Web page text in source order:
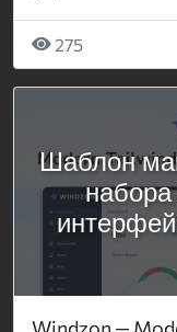
275
Шаблон
набора